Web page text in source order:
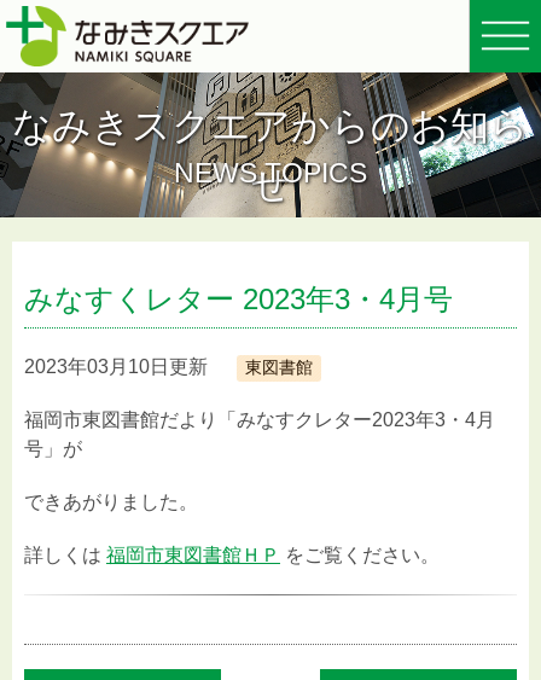
なみきスクエアからのお知ら
せ
NEWS TOPICS
みなすくレター 2023年3・4月号
2023年03月10日更新 東図書館
福岡市東図書館だより「みなすクレター2023年3・4月
号」が
できあがりました。
詳しくは 福岡市東図書館ＨＰ をご覧ください。